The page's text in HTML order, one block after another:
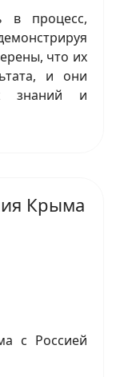
в процесс,
что их
и они
знаний и
Крыма
с Россией